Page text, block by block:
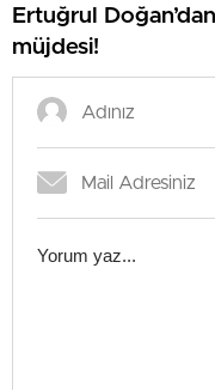
Ertuğrul
müjdesi!